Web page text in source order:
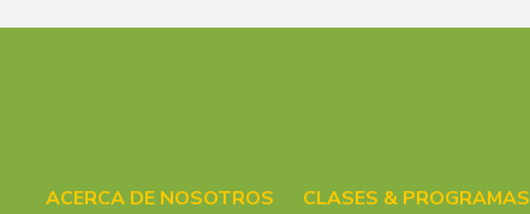
ACERCA DE NOSOTROS
CLASES & PROGRAMAS